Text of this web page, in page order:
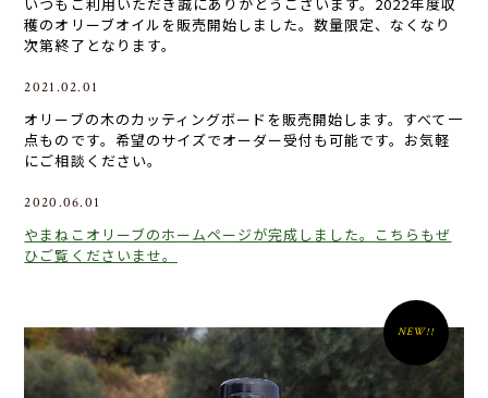
穫のオリーブオイルを販売開始しました。数量限定、なくなり
次第終了となります。
2021.02.01
オリーブの木のカッティングボードを販売開始します。すべて一
点ものです。希望のサイズでオーダー受付も可能です。お気軽
にご相談ください。
2020.06.01
やまねこオリーブのホームページが完成しました。こちらもぜ
ひご覧くださいませ。
NEW!!